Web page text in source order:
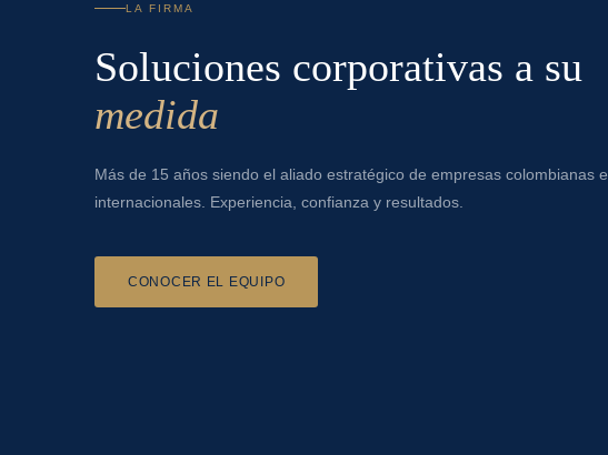
LA FIRMA
Soluciones corporativas a su
medida
Más de 15 años siendo el aliado estratégico de empresas colombianas e
internacionales. Experiencia, confianza y resultados.
CONOCER EL EQUIPO